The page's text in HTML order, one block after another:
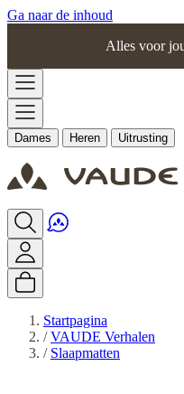
Ga naar de inhoud
Alles voor
Dames Heren Uitrusting
Startpagina
/ VAUDE Verhalen
/ Slaapmatten